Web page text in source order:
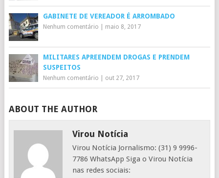
GABINETE DE VEREADOR É ARROMBADO
Nenhum comentário maio 8, 2017
MILITARES APREENDEM DROGAS E PRENDEM
SUSPEITOS
Nenhum comentário out 27, 2017
ABOUT THE AUTHOR
Virou Notícia
Virou Notícia Jornalismo: (31) 9 9996-
7786 WhatsApp Siga o Virou Notícia
nas redes sociais: